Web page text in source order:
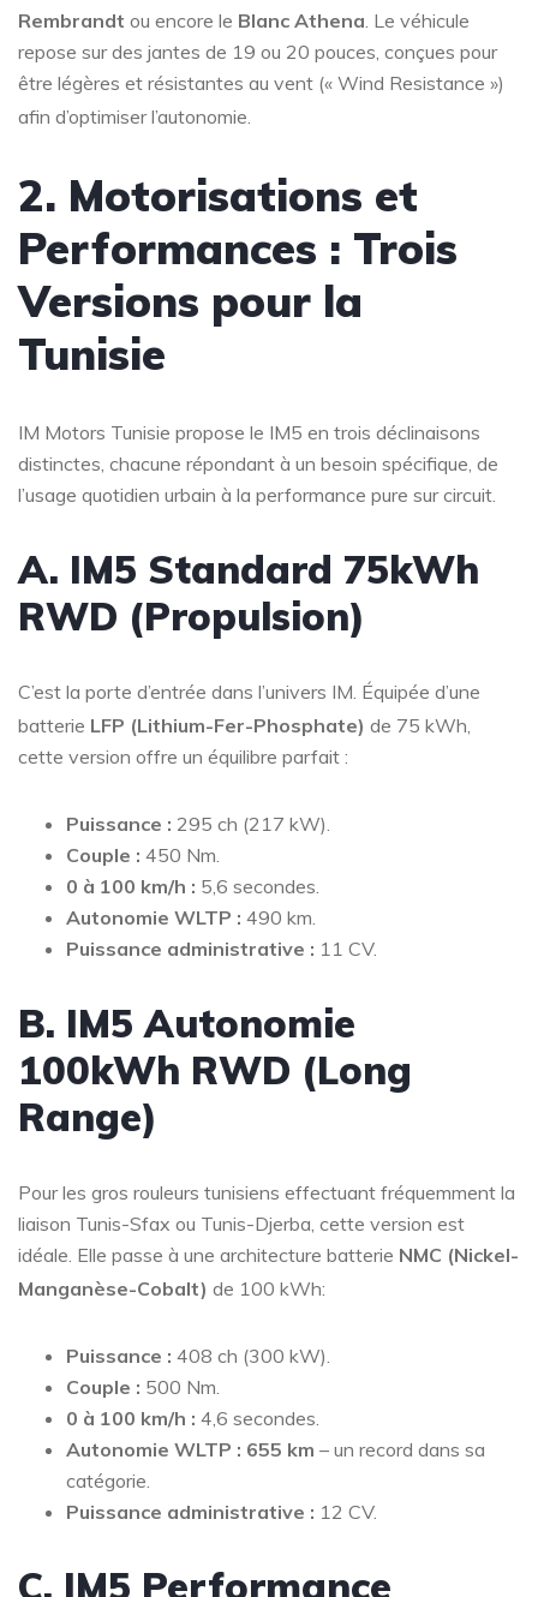
Rembrandt ou encore le Blanc Athena. Le véhicule
repose sur des jantes de 19 ou 20 pouces, conçues pour
être légères et résistantes au vent (« Wind Resistance »)
afin d’optimiser l’autonomie.
2. Motorisations et
Performances : Trois
Versions pour la
Tunisie
IM Motors Tunisie propose le IM5 en trois déclinaisons
distinctes, chacune répondant à un besoin spécifique, de
l’usage quotidien urbain à la performance pure sur circuit.
A. IM5 Standard 75kWh
RWD (Propulsion)
C’est la porte d’entrée dans l’univers IM. Équipée d’une
batterie LFP (Lithium-Fer-Phosphate) de 75 kWh
cette version offre un équilibre parfait :
Puissance : 295 ch (217 kW).
Couple : 450 Nm.
0 à 100 km/h : 5,6 secondes.
Autonomie WLTP : 490 km.
Puissance administrative : 11 CV.
B. IM5 Autonomie
100kWh RWD (Long
Range)
Pour les gros rouleurs tunisiens effectuant fréquemment la
liaison Tunis-Sfax ou Tunis-Djerba, cette version est
idéale. Elle passe à une architecture batterie NMC (Nickel-
Manganèse-Cobalt) de 100 kWh:
Puissance : 408 ch (300 kW).
Couple : 500 Nm.
0 à 100 km/h : 4,6 secondes.
Autonomie WLTP : 655 km – un record dans sa
catégorie.
Puissance administrative : 12 CV.
C. IM5 Performance